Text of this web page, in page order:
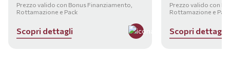
Prezzo valido con Bonus Finanziamento,
Rottamazione e Pack
Scopri dettagli
Prezzo valido con
Rottamazione e
Scopri dettag